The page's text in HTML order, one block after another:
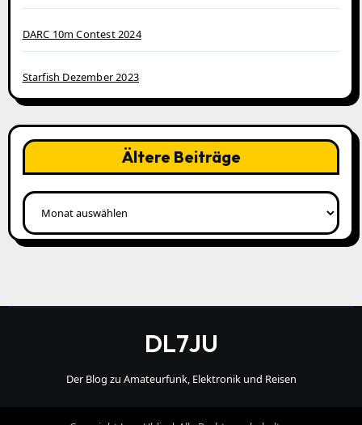
DARC 10m Contest 2024
Starfish Dezember 2023
Ältere Beiträge
Ältere
Beiträge
DL7JU
Der Blog zu Amateurfunk, Elektronik und Reisen